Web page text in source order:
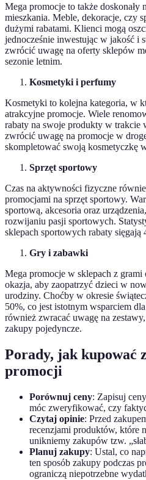
Mega promocje to także doskonały
mieszkania. Meble, dekoracje, czy
dużymi rabatami. Klienci mogą
jednocześnie inwestując w jakość i
zwrócić uwagę na oferty sklepów
sezonie letnim.
Kosmetyki i perfumy
Kosmetyki to kolejna kategoria, w
atrakcyjne promocje. Wiele
rabaty na swoje produkty w trakcie
zwrócić uwagę na promocje w
skompletować swoją kosmetyczkę
Sprzęt sportowy
Czas na aktywności fizyczne
promocjami na sprzęt sportowy.
sportową, akcesoria oraz
rozwijaniu pasji sportowych.
sklepach sportowych rabaty
Gry i zabawki
Mega promocje w sklepach z grami
okazja, aby zaopatrzyć dzieci w
urodziny. Choćby w okresie
50%, co jest istotnym wsparciem
również zwracać uwagę na
zakupy pojedyncze.
Porady, jak kupować
promocji
Porównuj ceny: Zapisuj
móc zweryfikować, czy
Czytaj opinie: Przed
recenzjami produktów, które
unikniemy zakupów tzw.
Planuj zakupy: Ustal, co
ten sposób zakupy podczas
ograniczą niepotrzebne